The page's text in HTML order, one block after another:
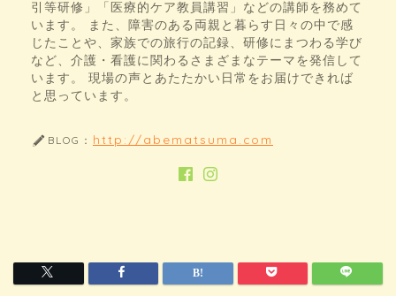
引等研修」「医療的ケア教員講習」などの講師を務めて
います。 また、障害のある両親と暮らす日々の中で感
じたことや、家族での旅行の記録、研修にまつわる学び
など、介護・看護に関わるさまざまなテーマを発信して
います。 現場の声とあたたかい日常をお届けできれば
と思っています。
BLOG： http://abematsuma.com